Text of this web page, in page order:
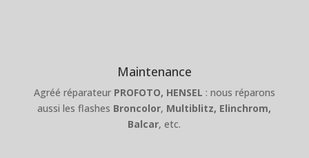
Maintenance
Agréé réparateur PROFOTO, HENSEL : nous réparons
aussi les flashes Broncolor, Multiblitz, Elinchrom,
Balcar, etc.